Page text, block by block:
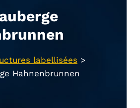
labellisées >
Hahnenbrunnen